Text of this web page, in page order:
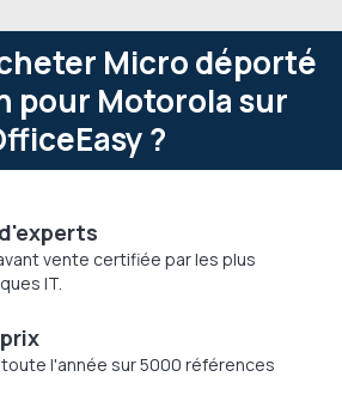
Micro déporté
pour Motorola sur
?
vente certifiée par les plus
IT.
l'année sur 5000 références